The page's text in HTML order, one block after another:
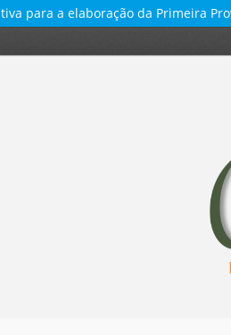
para a elaboração da Primeira